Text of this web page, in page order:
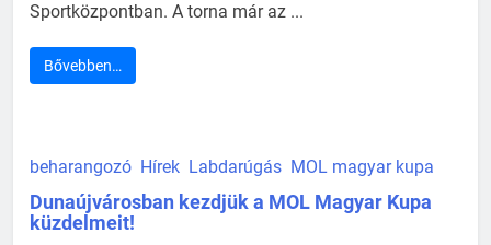
Sportközpontban. A torna már az ...
Bővebben…
beharangozó Hírek Labdarúgás MOL magyar kupa
Dunaújvárosban kezdjük a MOL Magyar Kupa
küzdelmeit!